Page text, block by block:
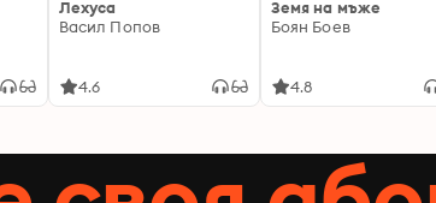
Лехуса
Васил Попов
4.6
Земя на мъже
Боян Боев
4.8